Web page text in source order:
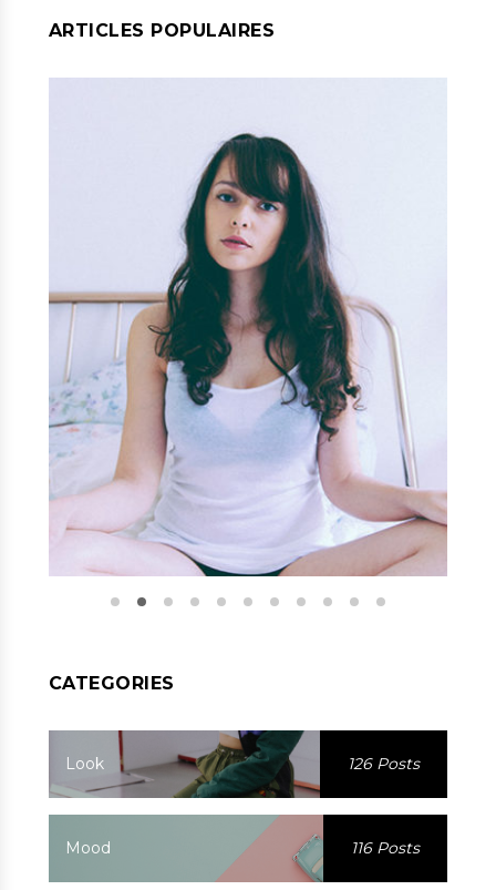
ARTICLES POPULAIRES
CATEGORIES
Look 126 Posts
Mood 116 Posts